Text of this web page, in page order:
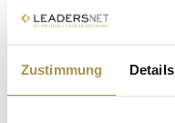
Zustimmung Details